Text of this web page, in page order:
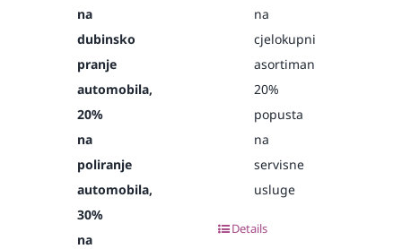
na
dubinsko
pranje
automobila,
20%
na
poliranje
automobila,
30%
na
na
cjelokupni
asortiman
20%
popusta
na
servisne
usluge
Details